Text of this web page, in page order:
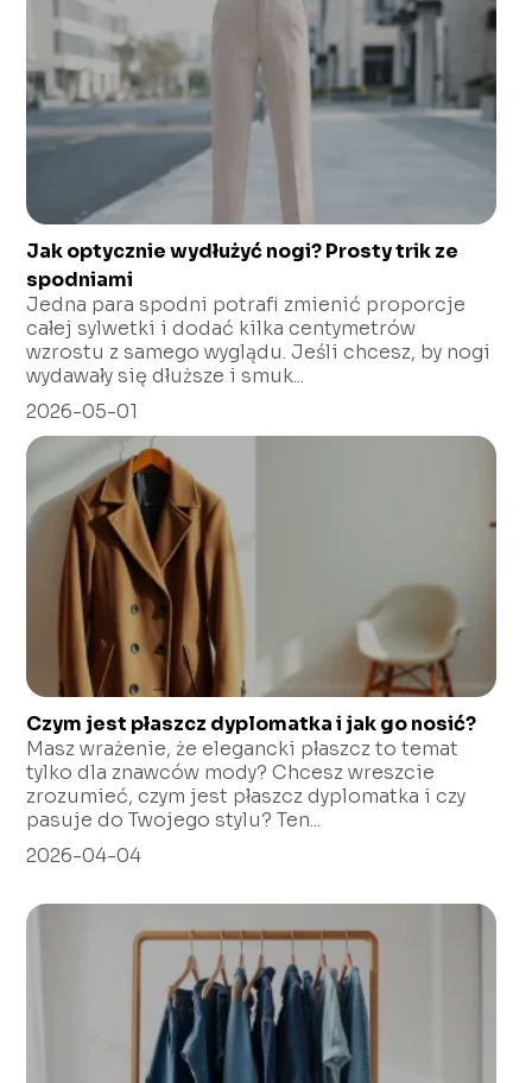
Jak optycznie wydłużyć nogi? Prosty trik ze
spodniami
Jedna para spodni potrafi zmienić proporcje
całej sylwetki i dodać kilka centymetrów
wzrostu z samego wyglądu. Jeśli chcesz, by nogi
wydawały się dłuższe i smuk...
2026-05-01
Czym jest płaszcz dyplomatka i jak go nosić?
Masz wrażenie, że elegancki płaszcz to temat
tylko dla znawców mody? Chcesz wreszcie
zrozumieć, czym jest płaszcz dyplomatka i czy
pasuje do Twojego stylu? Ten...
2026-04-04